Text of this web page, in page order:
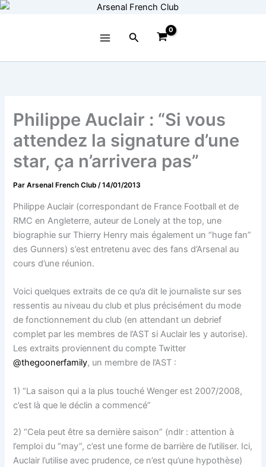
Aller
Rechercher
Philippe Auclair : “Si vous
attendez la signature d’une
star, ça n’arrivera pas”
ParArsenal French Club/14/01/2013
Philippe Auclair (correspondant de France Football et de
RMC en Angleterre, auteur de Lonely at the top, une
biographie sur Thierry Henry mais également un “huge fan”
des Gunners) s’est entretenu avec des fans d’Arsenal au
cours d’une réunion.
Voici quelques extraits de ce qu’a dit le journaliste sur ses
ressentis au niveau du club et plus précisément du mode
de fonctionnement du club (en attendant un debrief
complet par les membres de l’AST si Auclair les y autorise).
Les extraits proviennent du compte Twitter
@thegoonerfamily, un membre de l’AST :
1) “La saison qui a la plus touché Wenger est 2007/2008,
c’est là que le déclin a commencé”
2) “Cela peut être sa dernière saison” (ndlr : attention à
l’emploi du “may”, c’est une forme de barrière de l’utiliser. Ici,
Auclair l’utilise avec prudence, ce n’est qu’une hypothèse)